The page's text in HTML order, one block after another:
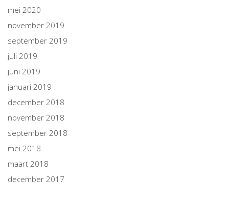
mei 2020
november 2019
september 2019
juli 2019
juni 2019
januari 2019
december 2018
november 2018
september 2018
mei 2018
maart 2018
december 2017